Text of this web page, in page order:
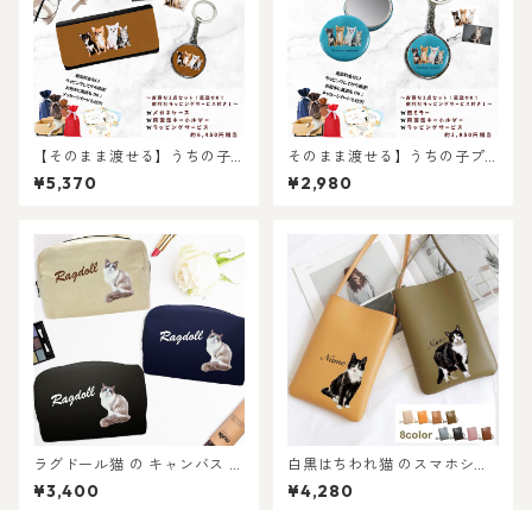
【そのまま渡せる】うちの子
メガネケースギフトセット｜
猫好き・犬好き・ペット好き
に！写真からリアルなイラス
ト作成・ラッピング無料・ペ
ット好き・犬好き・猫好きへ
のプレゼントに！！ラッピン
グあり！父の日・母の日のギ
フトに！
¥5,370
そのまま渡せる】うちの子プ
チギフトセット｜缶ミラーと
両面キーホルダーのお手軽プ
なイラスト作成・ラッピング
無料・ペット好き・犬好き・
猫好きへのプレゼントに！！
ラッピングあり！父の日・母
の日のギフトギフトに！
¥2,980
ラグドール猫 の キャンバス メ
イク ポーチ 〜シンプル〜
¥3,400
白黒はちわれ猫 のスマホショ
ルダーミニバッグ / ネコ好き
必見！注目のミニショルダー
¥4,280